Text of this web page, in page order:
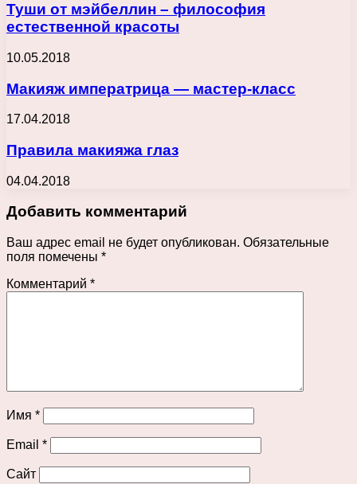
Туши от мэйбеллин – философия
естественной красоты
10.05.2018
Макияж императрица — мастер-класс
17.04.2018
Правила макияжа глаз
04.04.2018
Добавить комментарий
Ваш адрес email не будет опубликован. Обязательные
поля помечены *
Комментарий *
Имя *
Email *
Сайт